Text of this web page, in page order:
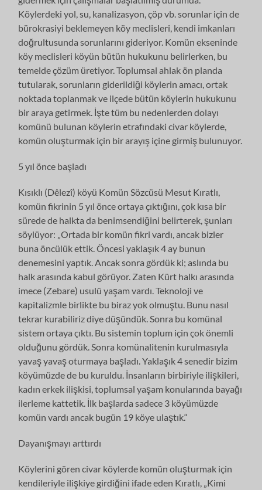
Köylerdeki yol, su, kanalizasyon, çöp vb. sorunlar için de
bürokrasiyi beklemeyen köy meclisleri, kendi imkanları
doğrultusunda sorunlarını gideriyor. Komün ekseninde
köy meclisleri köyün bütün hukukunu belirlerken, bu
temelde çözüm üretiyor. Toplumsal ahlak ön planda
tutularak, sorunların giderildiği köylerin amacı, ortak
noktada toplanmak ve ilçede bütün köylerin hukukunu
bir araya getirmek. İşte tüm bu nedenlerden dolayı
komünü bulunan köylerin etrafındaki civar köylerde,
komün oluşturmak için bir arayış içine girmiş bulunuyor.
5 yıl önce başladı
Kısıklı (Dêlezî) köyü Komün Sözcüsü Mesut Kıratlı,
komün fikrinin 5 yıl önce ortaya çıktığını, çok kısa bir
sürede de halkta da benimsendiğini belirterek, şunları
söylüyor: „Ortada bir komün fikri vardı, ancak bizler
buna öncülük ettik. Öncesi yaklaşık 4 ay bunun
denemesini yaptık. Ancak sonra gördük ki; aslında bu
halk arasında kabul görüyor. Zaten Kürt halkı arasında
imece (Zebare) usulü yaşam vardı. Teknoloji ve
kapitalizmle birlikte bu biraz yok olmuştu. Bunu nasıl
tekrar kurabiliriz diye düşündük. Sonra bu komünal
sistem ortaya çıktı. Bu sistemin toplum için çok önemli
olduğunu gördük. Sonra komünalitenin kurulmasıyla
yavaş yavaş oturmaya başladı. Yaklaşık 4 senedir bizim
köyümüzde de bu kuruldu. İnsanların birbiriyle ilişkileri,
kadın erkek ilişkisi, toplumsal yaşam konularında bayağı
ilerleme kattetik. İlk başlarda sadece 3 köyümüzde
komün vardı ancak bugün 19 köye ulaştık.“
Dayanışmayı arttırdı
Köylerini gören civar köylerde komün oluşturmak için
kendileriyle ilişkiye girdiğini ifade eden Kıratlı, „Kimi